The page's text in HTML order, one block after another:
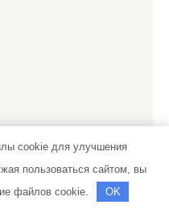
из кровельного
cookie для улучшения
пользоваться сайтом, вы
файлов cookie.
OK